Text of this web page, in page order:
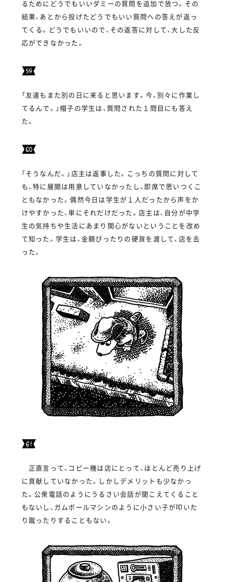
るためにどうでもいいダミーの質問を追加で放つ。その
結果、あとから投げたどうでもいい質問への答えが返っ
てくる。どうでもいいので、その返答に対して、大した反
応ができなかった。
「友達もまた別の日に来ると思います。今、別々に作業し
てるんで。」帽子の学生は、質問された１問目にも答え
た。
「そうなんだ。」店主は返事した。こっちの質問に対して
も、特に展開は用意していなかったし、即席で思いつくこ
ともなかった。偶然今日は学生が１人だったから声をか
けやすかった、単にそれだけだった。店主は、自分が中学
生の気持ちや生活にあまり関心がないということを改め
て知った。学生は、金額ぴったりの硬貨を渡して、店を去
った。
正直言って、コピー機は店にとって、ほとんど売り上げ
に貢献していなかった。しかしデメリットも少なかっ
た。公衆電話のようにうるさい会話が聞こえてくること
もないし、ガムボールマシンのように小さい子が叩いた
り蹴ったりすることもない。